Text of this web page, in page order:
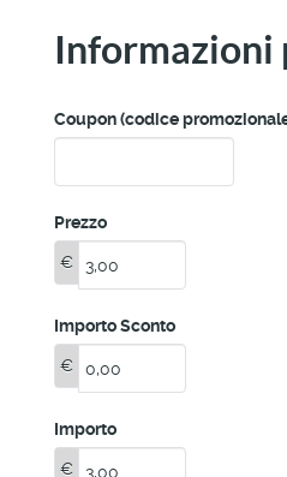
Informazioni
Coupon (codice
Prezzo
€
Importo Sconto
€
Importo
€